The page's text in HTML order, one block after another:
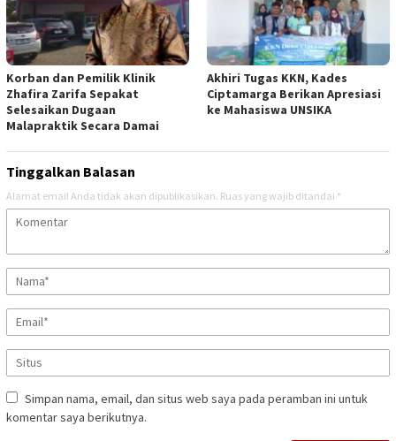
Korban dan Pemilik Klinik
Zhafira Zarifa Sepakat
Selesaikan Dugaan
Malapraktik Secara Damai
Akhiri Tugas KKN, Kades
Ciptamarga Berikan Apresiasi
ke Mahasiswa UNSIKA
Tinggalkan Balasan
Alamat email Anda tidak akan dipublikasikan. Ruas yang wajib ditandai *
Simpan nama, email, dan situs web saya pada peramban ini untuk
komentar saya berikutnya.